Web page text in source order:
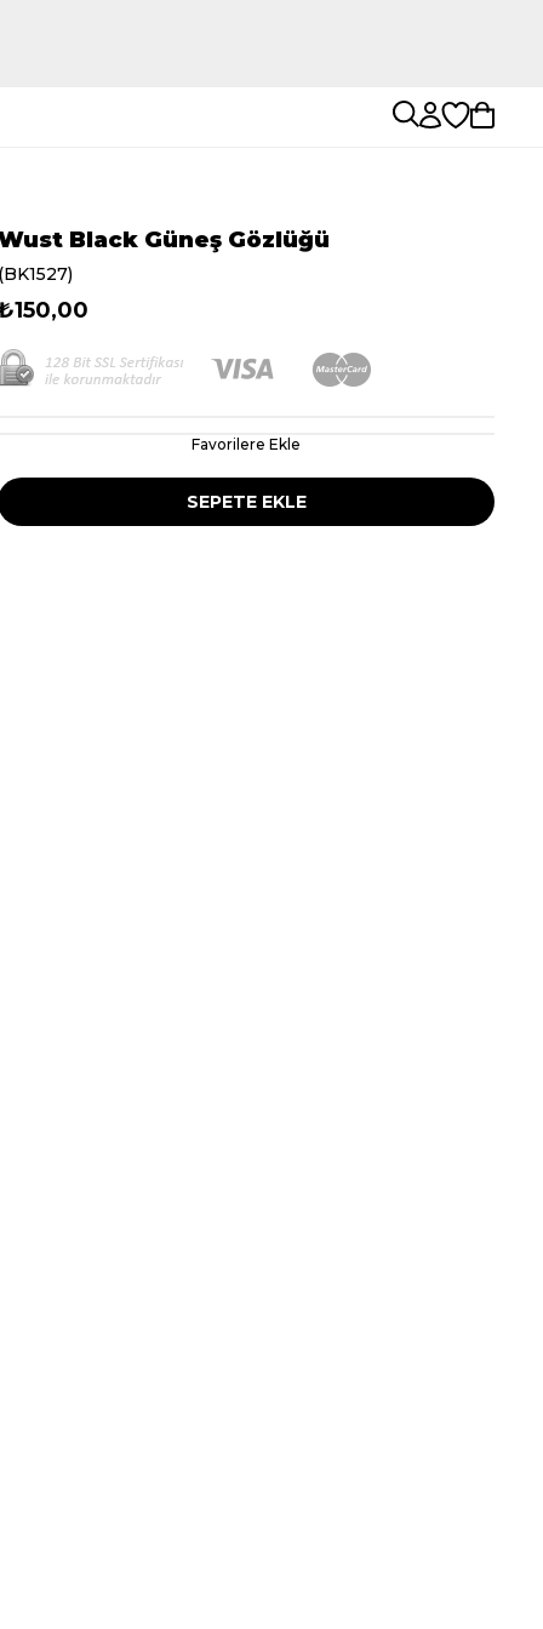
Black Güneş Gözlüğü
(BK1527)
Favorilere Ekle